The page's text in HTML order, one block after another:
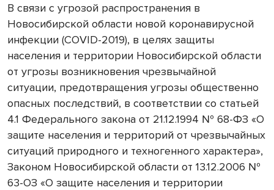
В связи с угрозой распространения в
Новосибирской области новой коронавирусной
инфекции (COVID-2019), в целях защиты
населения и территории Новосибирской области
от угрозы возникновения чрезвычайной
ситуации, предотвращения угрозы общественно
опасных последствий, в соответствии со статьей
4.1 Федерального закона от 21.12.1994 № 68-ФЗ «О
защите населения и территорий от чрезвычайных
ситуаций природного и техногенного характера»,
Законом Новосибирской области от 13.12.2006 №
63-ОЗ «О защите населения и территории